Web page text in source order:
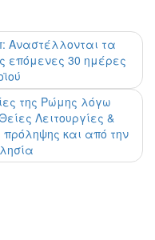
Αναστέλλονται τα
επόμενες 30 ημέρες
της Ρώμης λόγω
Λειτουργίες &
και από την